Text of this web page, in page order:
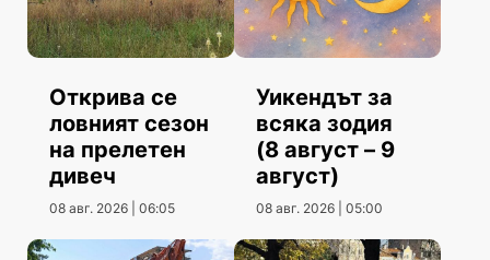
Открива се
ловният сезон
на прелетен
дивеч
08 авг. 2026 | 06:05
Уикендът за
всяка зодия
(8 август – 9
август)
08 авг. 2026 | 05:00